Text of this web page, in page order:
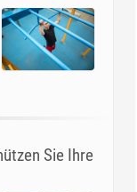
Sie Ihre